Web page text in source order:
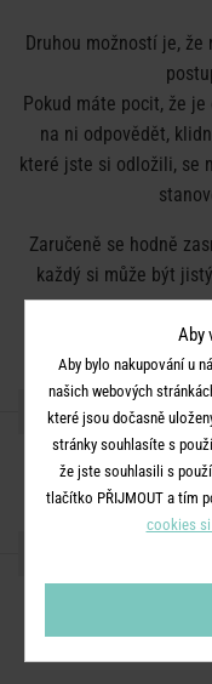
Druhou možností je,
Pokud máte pocit, že
na ni odpovědět,
které jste si odložili, se
Zaručeně se hodně
každý si může být
Aby
Aby bylo nakupování u
našich webových
které jsou dočasně
stránky souhlasíte s
že jste souhlasili s
tlačítko PŘIJMOUT a tím
cookies